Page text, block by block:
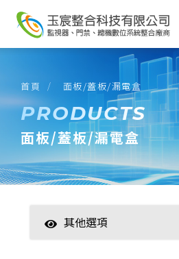
首頁 面板/蓋板/漏電盒
面板/蓋板/漏電盒
PRODUCTS
其他選項